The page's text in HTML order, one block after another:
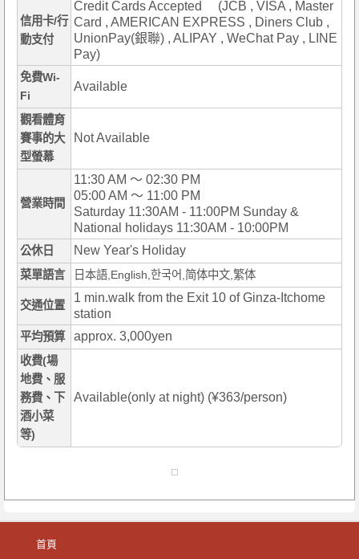
信用卡/行
動支付
Credit Cards Accepted (JCB , VISA , Master
Card , AMERICAN EXPRESS , Diners Club ,
UnionPay(銀聯) , ALIPAY , WeChat Pay , LINE
Pay)
免費Wi-
Fi
Available
觀看體育
賽事的大
型螢幕
Not Available
營業時間
11:30 AM ～ 02:30 PM
05:00 AM ～ 11:00 PM
Saturday 11:30AM - 11:00PM Sunday &
National holidays 11:30AM - 10:00PM
公休日 New Year's Holiday
菜單語言 日本語,English,한국어,简体中文,繁体
交通位置
1 min.walk from the Exit 10 of Ginza-Itchome
station
平均預算 approx. 3,000yen
收費(場
地費、服
務費、下
酒小菜
等)
Available(only at night) (¥363/person)
首頁